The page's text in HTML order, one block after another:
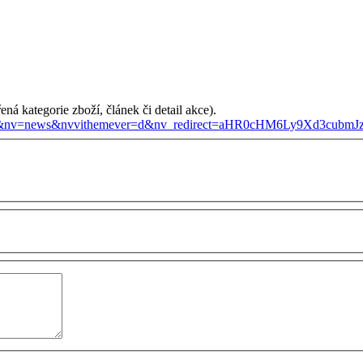
kategorie zboží, článek či detail akce).